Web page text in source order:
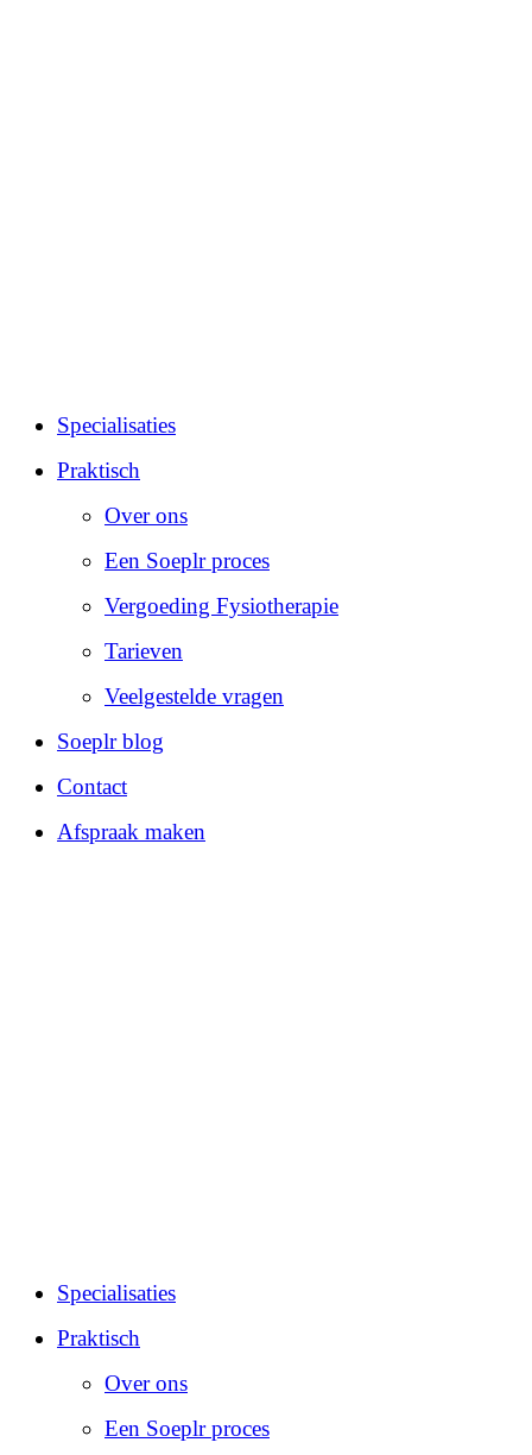
Specialisaties
Praktisch
Over ons
Een Soeplr proces
Vergoeding Fysiotherapie
Tarieven
Veelgestelde vragen
Soeplr blog
Contact
Afspraak maken
Specialisaties
Praktisch
Over ons
Een Soeplr proces